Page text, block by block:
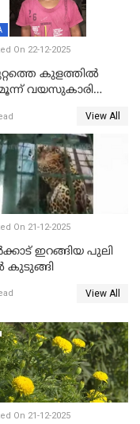
On 22-12-2025
കുളത്തിൽ
വയസുകാരി
View All
On 21-12-2025
ഇറങ്ങിയ പുലി
കുടുങ്ങി
View All
On 21-12-2025